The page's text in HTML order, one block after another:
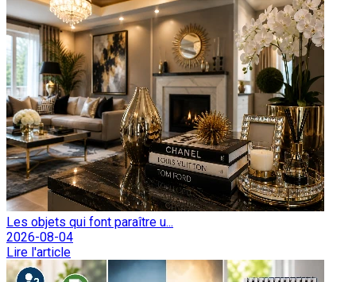
Les objets qui font paraître u...
2026-08-04
Lire l'article